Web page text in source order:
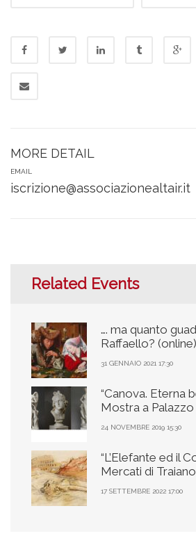
MORE DETAIL
EMAIL
iscrizione@associazionealtair.it
Related Events
…. ma quanto
Raffaello? (online)
31 GENNAIO 2021 17:30
“Canova. Eterna
Mostra a Palazzo
24 NOVEMBRE 2019 15:30
“L’Elefante ed il
Mercati di Traiano
17 SETTEMBRE 2022 17:00